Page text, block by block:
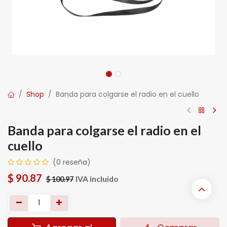
Shop Banda para colgarse el radio en el cuello
Banda para colgarse el radio en el
cuello
(0 reseña)
$ 90.87 $100.97 IVA incluido